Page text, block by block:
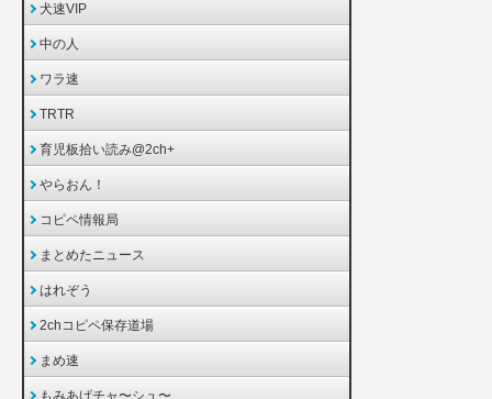
犬速VIP
中の人
ワラ速
TRTR
育児板拾い読み@2ch+
やらおん！
コピペ情報局
まとめたニュース
はれぞう
2chコピペ保存道場
まめ速
もみあげチャ〜シュ〜